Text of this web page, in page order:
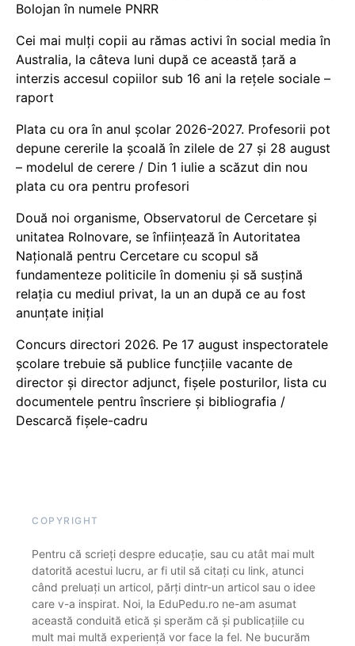
Bolojan în numele PNRR
Cei mai mulți copii au rămas activi în social media în
Australia, la câteva luni după ce această țară a
interzis accesul copiilor sub 16 ani la rețele sociale –
raport
Plata cu ora în anul școlar 2026-2027. Profesorii pot
depune cererile la școală în zilele de 27 și 28 august
– modelul de cerere / Din 1 iulie a scăzut din nou
plata cu ora pentru profesori
Două noi organisme, Observatorul de Cercetare și
unitatea RoInovare, se înființează în Autoritatea
Națională pentru Cercetare cu scopul să
fundamenteze politicile în domeniu și să susțină
relația cu mediul privat, la un an după ce au fost
anunțate inițial
Concurs directori 2026. Pe 17 august inspectoratele
școlare trebuie să publice funcțiile vacante de
director și director adjunct, fișele posturilor, lista cu
documentele pentru înscriere și bibliografia /
Descarcă fișele-cadru
COPYRIGHT
Pentru că scrieți despre educație, sau cu atât mai mult
datorită acestui lucru, ar fi util să citați cu link, atunci
când preluați un articol, părți dintr-un articol sau o idee
care v-a inspirat. Noi, la EduPedu.ro ne-am asumat
această conduită etică și sperăm că și publicațiile cu
mult mai multă experiență vor face la fel. Ne bucurăm